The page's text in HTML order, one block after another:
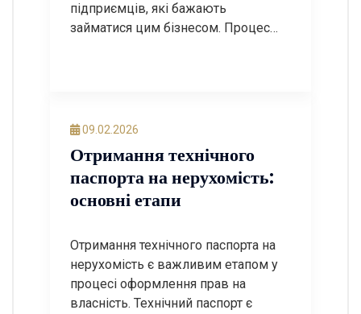
підприємців, які бажають
займатися цим бізнесом. Процес
легалізації. У цьому пості ми
щодо узаконення модульної АЗС, а
також відповімо на найчастіші
запитання. Крок […]
09.02.2026
Отримання технічного
паспорта на нерухомість:
основні етапи
Отримання технічного паспорта на
нерухомість є важливим етапом у
процесі оформлення прав на
власність. Технічний паспорт є